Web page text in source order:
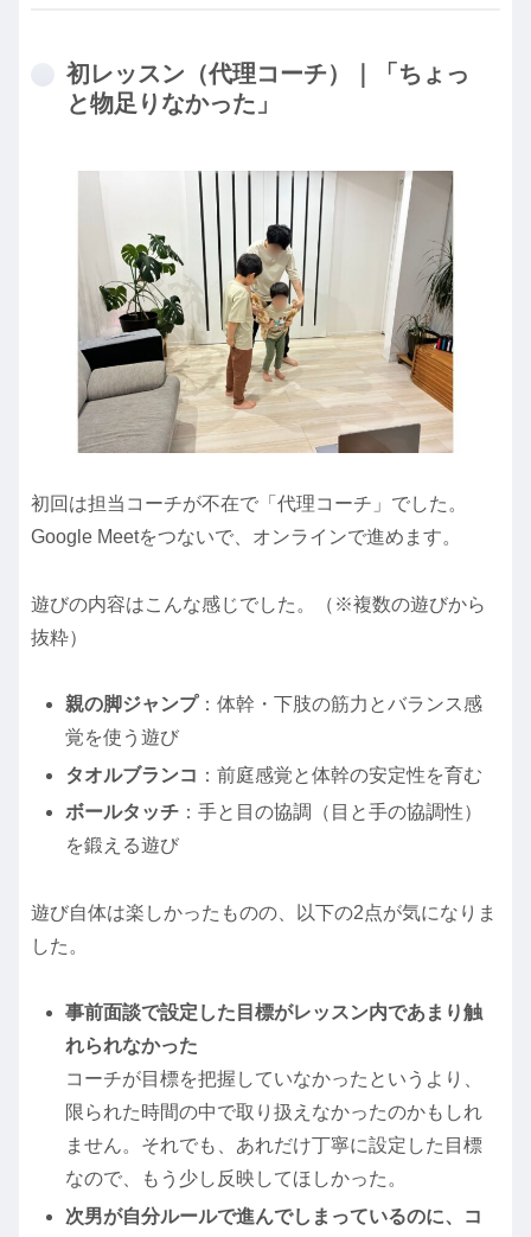
初レッスン（代理コーチ）｜「ちょっ
と物足りなかった」
初回は担当コーチが不在で「代理コーチ」でした。
Google Meetをつないで、オンラインで進めます。
遊びの内容はこんな感じでした。（※複数の遊びから
抜粋）
親の脚ジャンプ：体幹・下肢の筋力とバランス感
覚を使う遊び
タオルブランコ ：前庭感覚と体幹の安定性を育む
ボールタッチ ：手と目の協調（目と手の協調性）
を鍛える遊び
遊び自体は楽しかったものの、以下の2点が気になりま
した。
事前面談で設定した目標がレッスン内であまり触
れられなかった
コーチが目標を把握していなかったというより、
限られた時間の中で取り扱えなかったのかもしれ
ません。それでも、あれだけ丁寧に設定した目標
なので、もう少し反映してほしかった。
次男が自分ルールで進んでしまっているのに、コ